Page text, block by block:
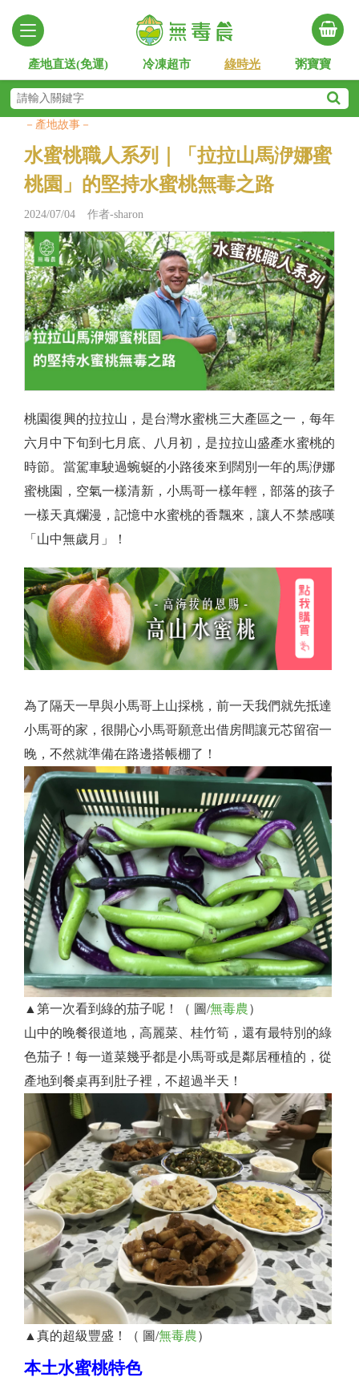
產地直送(免運) 冷凍超市 綠時光 粥寶寶
－產地故事－
水蜜桃職人系列｜「拉拉山馬洢娜蜜
桃園」的堅持水蜜桃無毒之路
2024/07/04 作者-sharon
桃園復興的拉拉山，是台灣水蜜桃三大產區之一，每年
六月中下旬到七月底、八月初，是拉拉山盛產水蜜桃的
時節。當駕車駛過蜿蜒的小路後來到闊別一年的馬洢娜
蜜桃園，空氣一樣清新，小馬哥一樣年輕，部落的孩子
一樣天真爛漫，記憶中水蜜桃的香飄來，讓人不禁感嘆
「山中無歲月」！
為了隔天一早與小馬哥上山採桃，前一天我們就先抵達
小馬哥的家，很開心小馬哥願意出借房間讓元芯留宿一
晚，不然就準備在路邊搭帳棚了！
▲第一次看到綠的茄子呢！（ 圖/無毒農）
山中的晚餐很道地，高麗菜、桂竹筍，還有最特別的綠
色茄子！每一道菜幾乎都是小馬哥或是鄰居種植的，從
產地到餐桌再到肚子裡，不超過半天！
▲真的超級豐盛！（ 圖/無毒農）
本土水蜜桃特色